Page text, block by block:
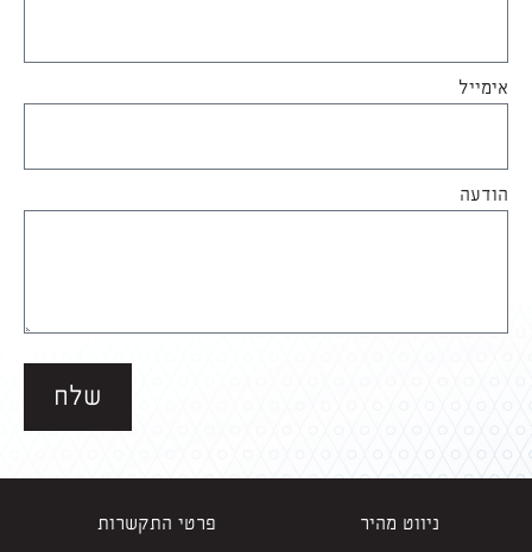
אימייל
הודעה
שלח
ניווט מהיר פרטי התקשרות